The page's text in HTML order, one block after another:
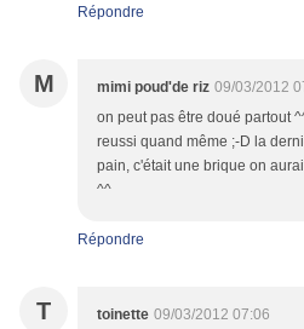
Répondre
M mimi poud'de riz 09/03/2012
on peut pas être doué partout
reussi quand même ;-D la
pain, c'était une brique on
^^
Répondre
T toinette 09/03/2012 07:06